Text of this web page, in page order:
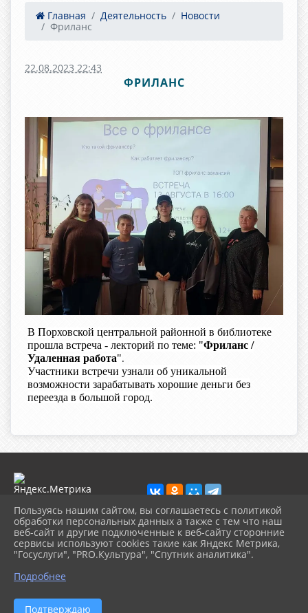
Главная Деятельность
Новости
Фриланс
22.08.2023 22:43
ФРИЛАНС
В Порховской центральной районной в библиотеке
прошла встреча - лекторий по теме: "Фриланс /
Удаленная работа".
Участники встречи узнали об уникальной
возможности зарабатывать хорошие деньги без
переезда в большой город.
2026 г. porhcbs.ru
Вход
Карта сайта
Политика обработки персональных данных
Сделано на KubCMS
Разработка и поддержка
Пользуясь нашим сайтом, вы соглашаетесь с политикой
обработки персональных данных а также с тем что наш
веб-сайт и другие подключенные к веб-сайту сторонние
сервисы используют cookies такие как Яндекс Метрика,
"Госуслуги", "PRO.Культура", "Спутник аналитика".
Подробнее
Подтверждаю